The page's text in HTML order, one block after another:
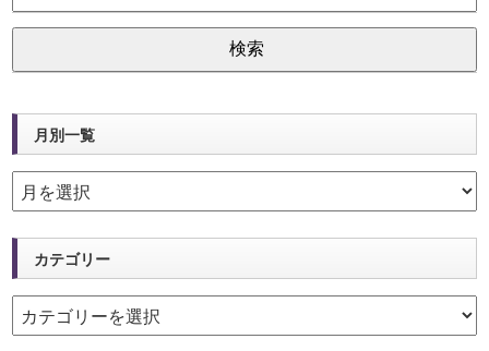
月別一覧
カテゴリー